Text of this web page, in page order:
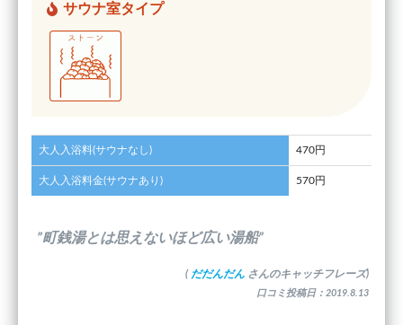
サウナ室タイプ
大人入浴料(サウナなし) 470円
大人入浴料金(サウナあり) 570円
”町銭湯とは思えないほど広い湯船”
( だだんだん さんのキャッチフレーズ)
口コミ投稿日：2019.8.13